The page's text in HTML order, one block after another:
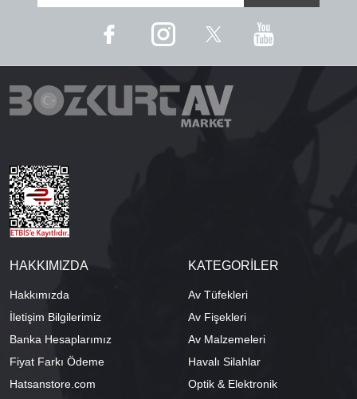
HAKKIMIZDA
Hakkımızda
İletişim Bilgilerimiz
Banka Hesaplarımız
Fiyat Farkı Ödeme
Hatsanstore.com
KATEGORİLER
Av Tüfekleri
Av Fişekleri
Av Malzemeleri
Havalı Silahlar
Optik & Elektronik